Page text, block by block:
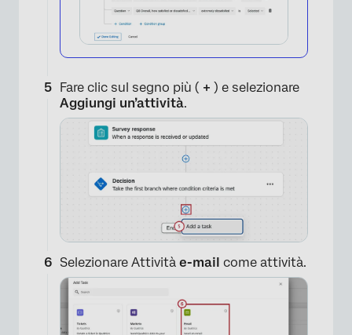
Fare clic sul segno più ( + ) e selezionare
Aggiungi un’attività.
Selezionare Attività e-mail come attività.